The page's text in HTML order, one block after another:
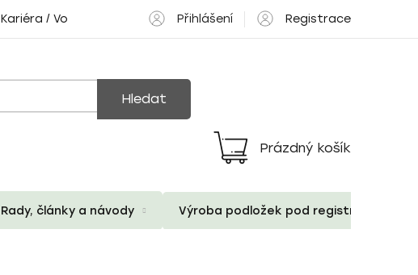
Kariéra / Volné pozice Přihlášení Registrace
Hledat
Nákupní
košík
Prázdný košík
Rady, články a návody Výroba podložek pod registrační